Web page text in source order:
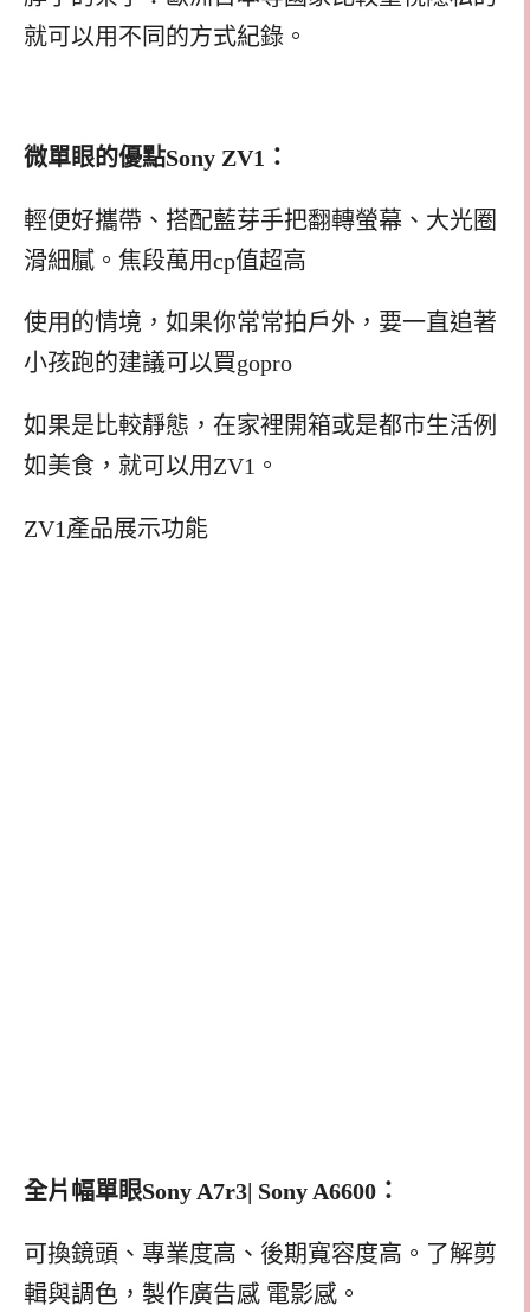
就可以用不同的方式紀錄。
微單眼的優點Sony ZV1：
輕便好攜帶、搭配藍芽手把翻轉螢幕、大光圈
滑細膩。焦段萬用cp值超高
使用的情境，如果你常常拍戶外，要一直追著
小孩跑的建議可以買gopro
如果是比較靜態，在家裡開箱或是都市生活例
如美食，就可以用ZV1。
ZV1產品展示功能
全片幅單眼Sony A7r3| Sony A6600：
可換鏡頭、專業度高、後期寬容度高。了解剪
輯與調色，製作廣告感 電影感。